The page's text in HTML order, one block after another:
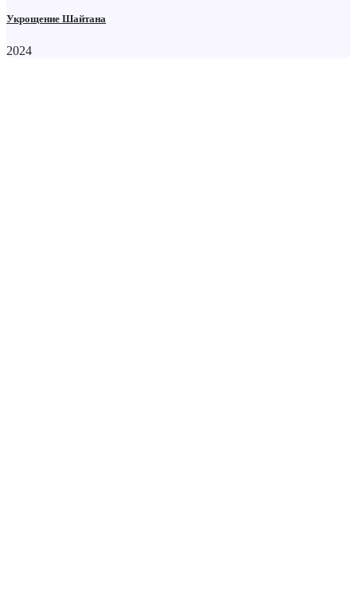
Укрощение Шайтана
2024